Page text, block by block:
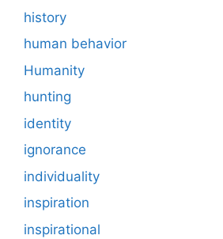
history
human behavior
Humanity
hunting
identity
ignorance
individuality
inspiration
inspirational